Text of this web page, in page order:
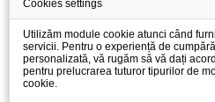
Informaţii
Totul despre cumpărături
Cookies settings
Utilizăm module cookie atunci când
servicii. Pentru o experiență de
personalizată, vă rugăm să vă dați
pentru prelucrarea tuturor tipurilor de
cookie.